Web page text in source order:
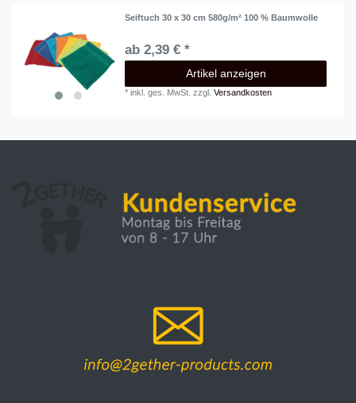
Seiftuch 30 x 30 cm 580g/m² 100 % Baumwolle
ab 2,39 € *
Artikel anzeigen
*inkl. ges. MwSt. zzgl.Versandkosten